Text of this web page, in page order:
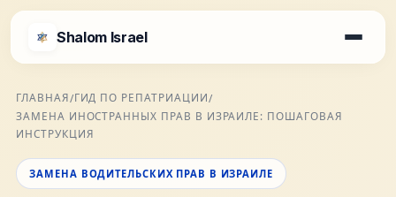
Shalom Israel
Блог
Афиша
ГЛАВНАЯ/ГИД ПО РЕПАТРИАЦИИ/
ЗАМЕНА ИНОСТРАННЫХ ПРАВ В ИЗРАИЛЕ: ПОШАГОВАЯ
ИНСТРУКЦИЯ
ЗАМЕНА ВОДИТЕЛЬСКИХ ПРАВ В ИЗРАИЛЕ